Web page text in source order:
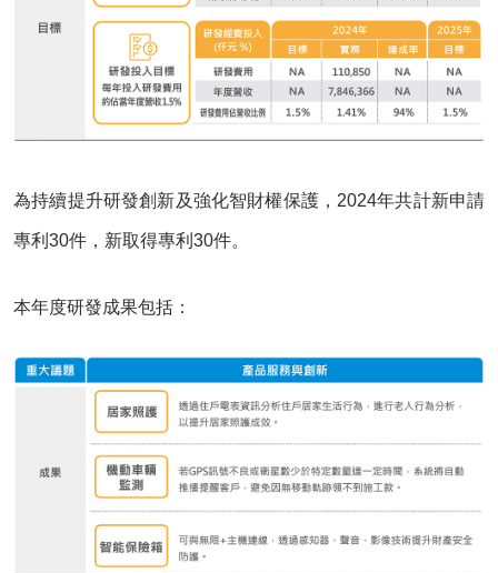
為持續提升研發創新及強化智財權保護，2024年共計新申請
專利30件，新取得專利30件。
本年度研發成果包括：